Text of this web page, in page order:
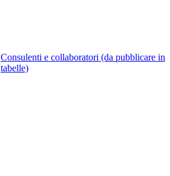
Consulenti e collaboratori (da pubblicare in
tabelle)